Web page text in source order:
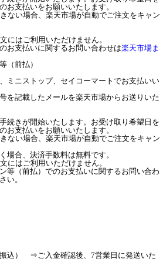
お支払いをお願いいたします。
ない場合、楽天市場が自動でご注文をキャン
にはご利用いただけません。
お支払いに関するお問い合わせは楽天市場ま
（前払）
ミニストップ、セイコーマートでお支払いい
を記載したメールを楽天市場からお送りいた
続きが開始いたします。お受け取り希望日を
お支払いをお願いいたします。
ない場合、楽天市場が自動でご注文をキャン
場合、決済手数料は無料です。
にはご利用いただけません。
等（前払）でのお支払いに関するお問い合わ
い。
込） ⇒ご入金確認後、7営業日に発送いた